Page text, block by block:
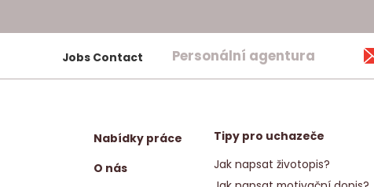
Jobs Contact Personální agentura
Nabídky práce
O nás
Tipy pro uchazeče
Jak napsat životopis?